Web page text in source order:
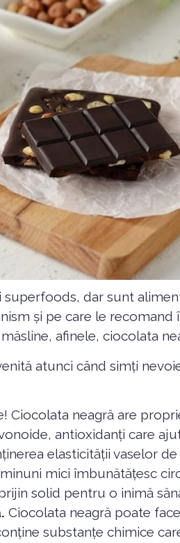
dar sunt
și pe care le recomand
afinele, ciocolata
atunci când simți
Ciocolata neagră are
antioxidanți care
elasticității vaselor
mici îmbunătățesc
solid pentru o inimă
Ciocolata neagră poate
substanțe chimice